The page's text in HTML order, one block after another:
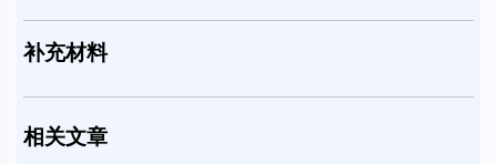
补充材料
相关文章